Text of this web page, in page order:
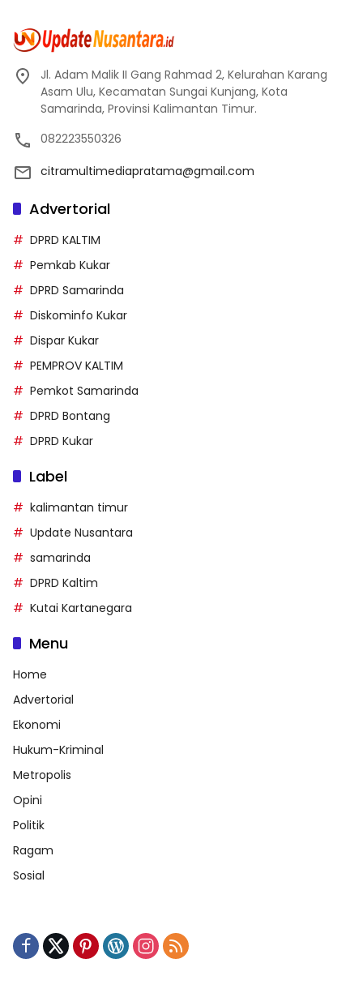
Jl. Adam Malik II Gang Rahmad 2, Kelurahan Karang
Asam Ulu, Kecamatan Sungai Kunjang, Kota
Samarinda, Provinsi Kalimantan Timur.
082223550326
citramultimediapratama@gmail.com
Advertorial
DPRD KALTIM
Pemkab Kukar
DPRD Samarinda
Diskominfo Kukar
Dispar Kukar
PEMPROV KALTIM
Pemkot Samarinda
DPRD Bontang
DPRD Kukar
Label
kalimantan timur
Update Nusantara
samarinda
DPRD Kaltim
Kutai Kartanegara
Menu
Home
Advertorial
Ekonomi
Hukum-Kriminal
Metropolis
Opini
Politik
Ragam
Sosial